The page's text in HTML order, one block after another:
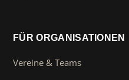
FÜR ORGANISATIONEN
Vereine & Teams